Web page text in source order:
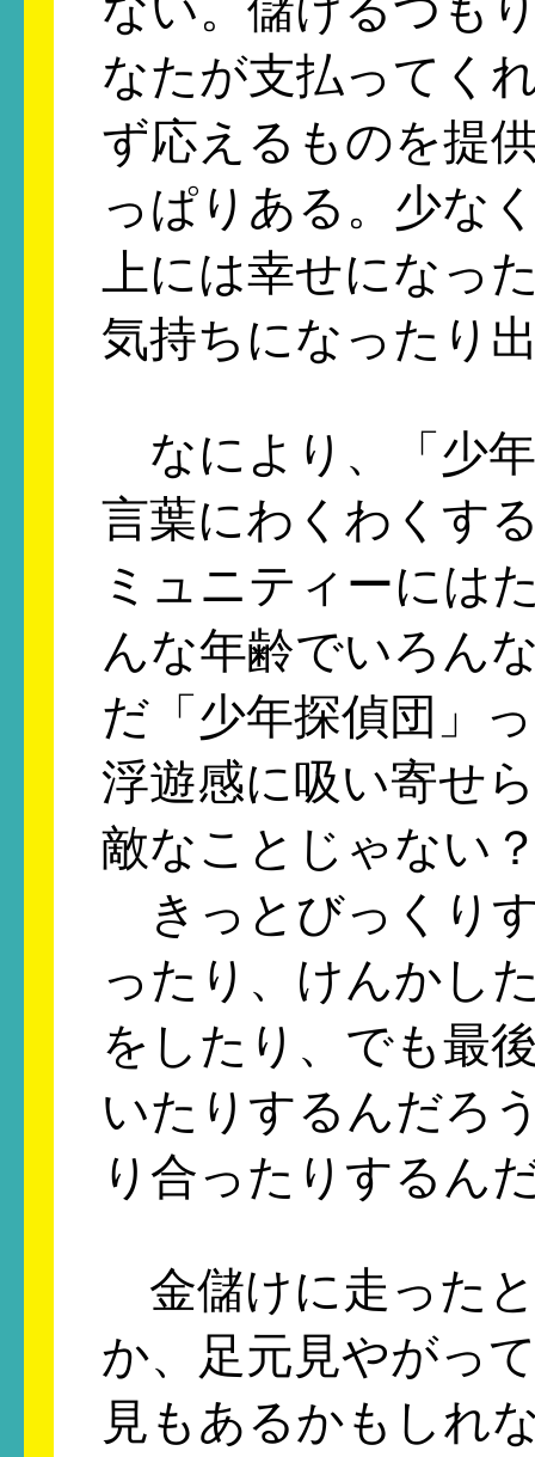
なたが支払ってく
ず応えるものを提
っぱりある。少な
上には幸せになっ
気持ちになったり
なにより、「少
言葉にわくわくす
ミュニティーには
んな年齢でいろん
だ「少年探偵団」
浮遊感に吸い寄せ
敵なことじゃない
きっとびっくり
ったり、けんかし
をしたり、でも最
いたりするんだろ
り合ったりするん
金儲けに走った
か、足元見やがっ
見もあるかもしれ